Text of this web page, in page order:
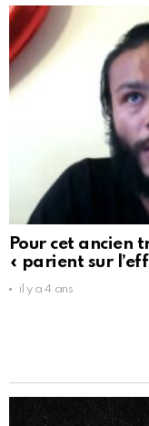
Pour cet ancien
« parient sur
il y a 4 ans